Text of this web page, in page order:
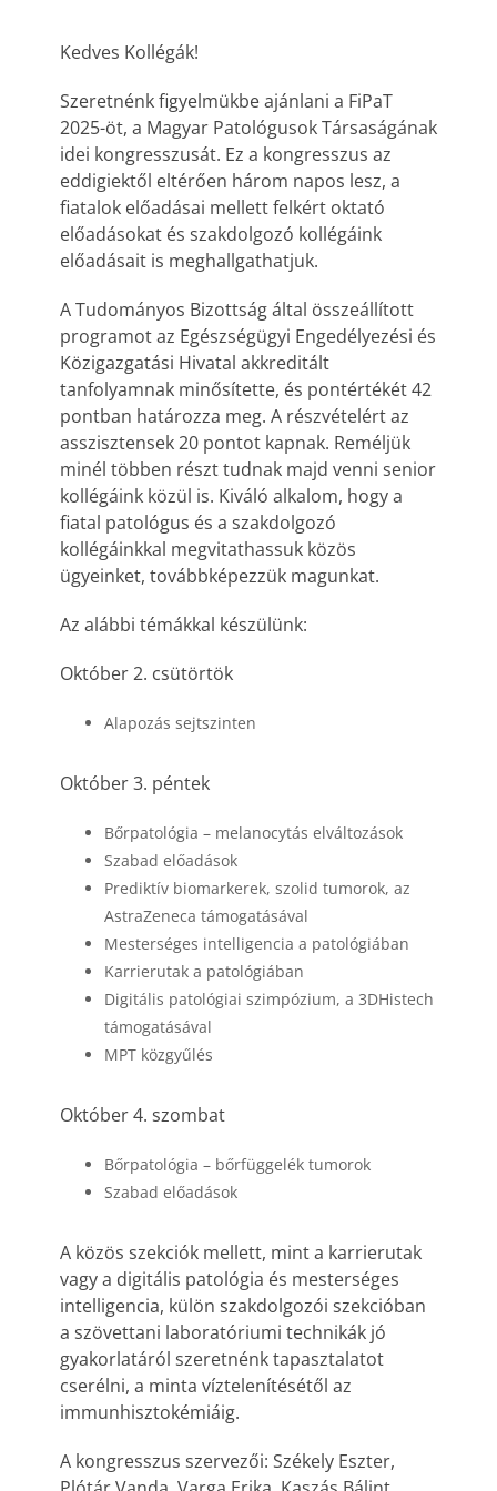
Kedves Kollégák!
Szeretnénk figyelmükbe ajánlani a FiPaT
2025-öt, a Magyar Patológusok Társaságának
idei kongresszusát. Ez a kongresszus az
eddigiektől eltérően három napos lesz, a
fiatalok előadásai mellett felkért oktató
előadásokat és szakdolgozó kollégáink
előadásait is meghallgathatjuk.
A Tudományos Bizottság által összeállított
programot az Egészségügyi Engedélyezési és
Közigazgatási Hivatal akkreditált
tanfolyamnak minősítette, és pontértékét 42
pontban határozza meg. A részvételért az
asszisztensek 20 pontot kapnak. Reméljük
minél többen részt tudnak majd venni senior
kollégáink közül is. Kiváló alkalom, hogy a
fiatal patológus és a szakdolgozó
kollégáinkkal megvitathassuk közös
ügyeinket, továbbképezzük magunkat.
Az alábbi témákkal készülünk:
Október 2. csütörtök
Alapozás sejtszinten
Október 3. péntek
Bőrpatológia – melanocytás elváltozások
Szabad előadások
Prediktív biomarkerek, szolid tumorok, az
AstraZeneca támogatásával
Mesterséges intelligencia a patológiában
Karrierutak a patológiában
Digitális patológiai szimpózium, a 3DHistech
támogatásával
MPT közgyűlés
Október 4. szombat
Bőrpatológia – bőrfüggelék tumorok
Szabad előadások
A közös szekciók mellett, mint a karrierutak
vagy a digitális patológia és mesterséges
intelligencia, külön szakdolgozói szekcióban
a szövettani laboratóriumi technikák jó
gyakorlatáról szeretnénk tapasztalatot
cserélni, a minta víztelenítésétől az
immunhisztokémiáig.
A kongresszus szervezői: Székely Eszter,